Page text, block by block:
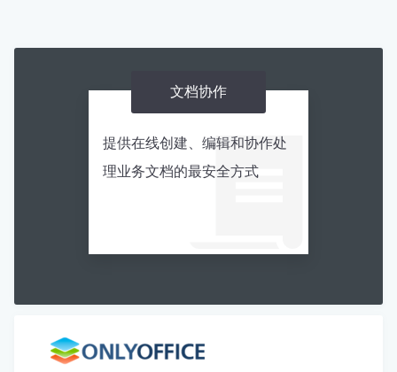
文档协作
提供在线创建、编辑和协作处
理业务文档的最安全方式